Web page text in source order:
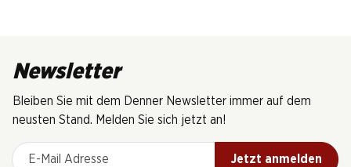
Newsletter
Bleiben Sie mit dem Denner Newsletter immer auf dem
neusten Stand. Melden Sie sich jetzt an!
E-Mail Adresse
Jetzt anmelden